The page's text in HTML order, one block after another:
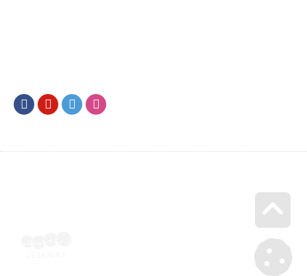
FacebookYoutubeTwitter
Go